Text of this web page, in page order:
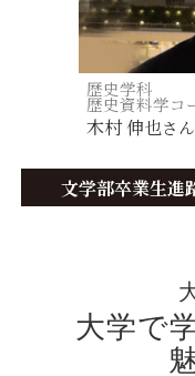
歴史学科
歴史資料学コ
木村 伸也さん
文学部卒業生進
大学で